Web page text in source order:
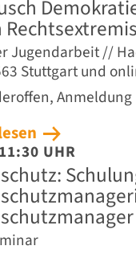
Jugendarbeit //
Stuttgart und
Anmeldung
UHR